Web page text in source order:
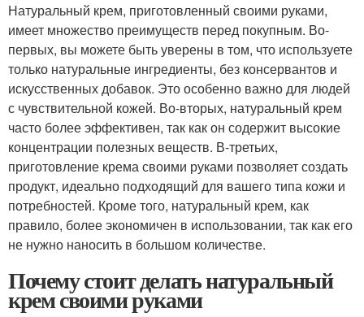
Натуральный крем, приготовленный своими руками,
имеет множество преимуществ перед покупным. Во-
первых, вы можете быть уверены в том, что используете
только натуральные ингредиенты, без консервантов и
искусственных добавок. Это особенно важно для людей
с чувствительной кожей. Во-вторых, натуральный крем
часто более эффективен, так как он содержит высокие
концентрации полезных веществ. В-третьих,
приготовление крема своими руками позволяет создать
продукт, идеально подходящий для вашего типа кожи и
потребностей. Кроме того, натуральный крем, как
правило, более экономичен в использовании, так как его
не нужно наносить в большом количестве.
Почему стоит делать натуральный
крем своими руками